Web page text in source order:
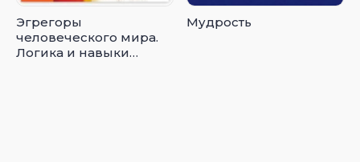
Эгрегоры
человеческого мира.
Логика и навыки
Мудрость